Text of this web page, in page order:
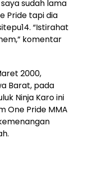
sudah lama
Pride tapi dia
“Istirahat
komentar
2000,
Barat, pada
Ninja Karo ini
One Pride MMA